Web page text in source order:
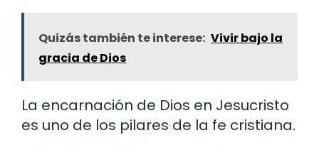
Quizás también te interese: Vivir bajo la
gracia de Dios
La encarnación de Dios en Jesucristo
es uno de los pilares de la fe cristiana.